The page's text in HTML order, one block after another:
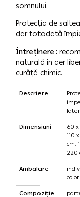
somnului.
Protecția de
dar totodată
Întreținere :
naturală în aer
curăță chimic.
Descriere
Dimensiuni
60
110
cm,
220
Ambalare
color
Compoziție